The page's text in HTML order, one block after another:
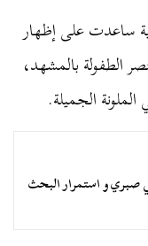
ساعدت على إظهار
الطفولة بالمشهد،
الجميلة.
صبري و استمرار البحث